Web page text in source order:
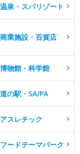
温泉・スパリゾート
商業施設・百貨店
博物館・科学館
道の駅・SA/PA
アスレチック
フードテーマパーク